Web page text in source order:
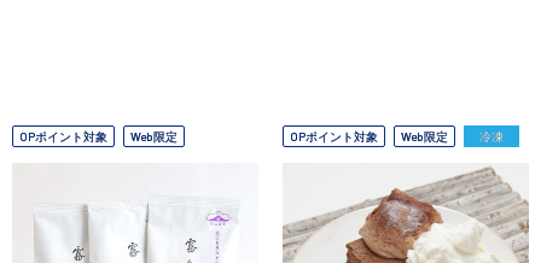
OPポイント対象 Web限定 OPポイント対象 Web限定 冷凍